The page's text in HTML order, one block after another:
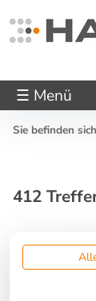
☰ Menü
Sie befinden
412